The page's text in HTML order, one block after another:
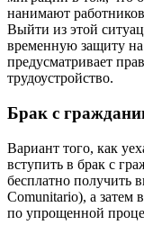
нанимают
Выйти из этой
временную защиту
предусматривает
трудоустройство.
Брак с
Вариант того, как
вступить в брак с
бесплатно получить
Comunitario), а затем
по упрощенной